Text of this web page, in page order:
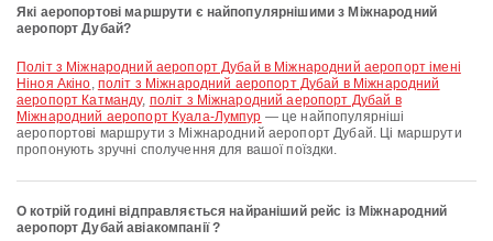
Які аеропортові маршрути є найпопулярнішими з Міжнародний
аеропорт Дубай?
політ з Міжнародний аеропорт Дубай в Міжнародний аеропорт імені
Ніноя Акіно, політ з Міжнародний аеропорт Дубай в Міжнародний
аеропорт Катманду, політ з Міжнародний аеропорт Дубай в
Міжнародний аеропорт Куала-Лумпур — це найпопулярніші
аеропортові маршрути з Міжнародний аеропорт Дубай. Ці маршрути
пропонують зручні сполучення для вашої поїздки.
О котрій годині відправляється найраніший рейс із Міжнародний
аеропорт Дубай авіакомпанії ?